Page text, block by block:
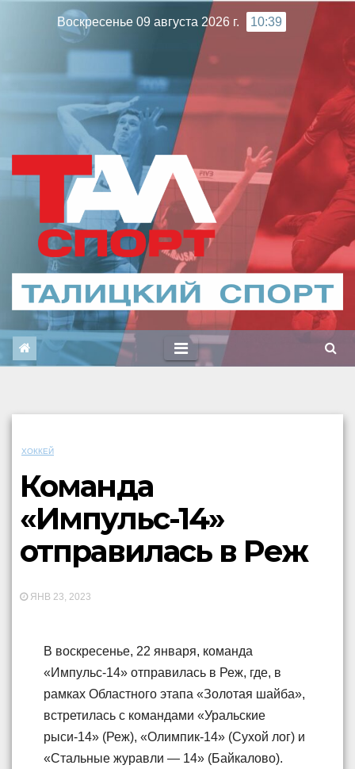
Воскресенье 09 августа 2026 г. 10:39
ХОККЕЙ
Команда
«Импульс-14»
отправилась в Реж
ЯНВ 23, 2023
В воскресенье, 22 января, команда
«Импульс-14» отправилась в Реж, где, в
рамках Областного этапа «Золотая шайба»,
встретилась с командами «Уральские
рыси-14» (Реж), «Олимпик-14» (Сухой лог) и
«Стальные журавли — 14» (Байкалово).